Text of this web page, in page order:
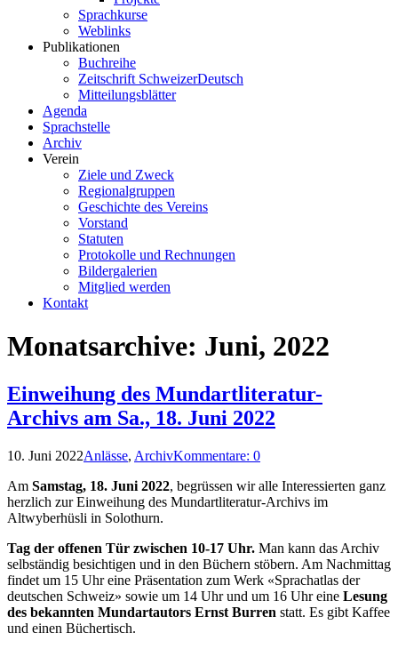
Sprachkurse
Weblinks
Publikationen
Buchreihe
Zeitschrift SchweizerDeutsch
Mitteilungsblätter
Agenda
Sprachstelle
Archiv
Verein
Ziele und Zweck
Regionalgruppen
Geschichte des Vereins
Vorstand
Statuten
Protokolle und Rechnungen
Bildergalerien
Mitglied werden
Kontakt
Monatsarchive: Juni, 2022
Einweihung des Mundartliteratur-
Archivs am Sa., 18. Juni 2022
10. Juni 2022Anlässe, ArchivKommentare: 0
Am Samstag, 18. Juni 2022, begrüssen wir alle Interessierten ganz
herzlich zur Einweihung des Mundartliteratur-Archivs im
Altwyberhüsli in Solothurn.
Tag der offenen Tür zwischen 10-17 Uhr. Man kann das Archiv
selbständig besichtigen und in den Büchern stöbern. Am Nachmittag
findet um 15 Uhr eine Präsentation zum Werk «Sprachatlas der
deutschen Schweiz» sowie um 14 Uhr und um 16 Uhr eine Lesung
des bekannten Mundartautors Ernst Burren statt. Es gibt Kaffee
und einen Büchertisch.